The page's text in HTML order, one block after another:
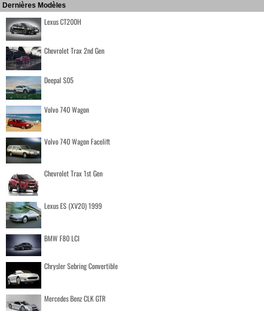
Dernières Modèles
Lexus CT200H
Chevrolet Trax 2nd Gen
Deepal S05
Volvo 740 Wagon
Volvo 740 Wagon Facelift
Chevrolet Trax 1st Gen
Lexus ES (XV20) 1999
BMW F80 LCI
Chrysler Sebring Convertible
Mercedes Benz CLK GTR